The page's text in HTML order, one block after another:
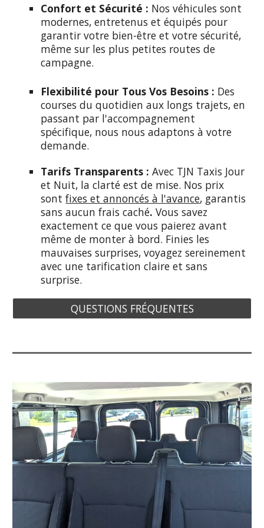
Confort et Sécurité : Nos véhicules sont
modernes, entretenus et équipés pour
garantir votre bien-être et votre sécurité,
même sur les plus petites routes de
campagne.
Flexibilité pour Tous Vos Besoins : Des
courses du quotidien aux longs trajets, en
passant par l'accompagnement
spécifique, nous nous adaptons à votre
demande.
Tarifs Transparents :Avec TJN Taxis Jour
et Nuit, la clarté est de mise. Nos prix
sontfixes et annoncés à l'avance, garantis
sans aucun frais caché. Vous savez
exactement ce que vous paierez avant
même de monter à bord. Finies les
mauvaises surprises, voyagez sereinement
avec une tarification claire et sans
surprise.
QUESTIONS FRÉQUENTES